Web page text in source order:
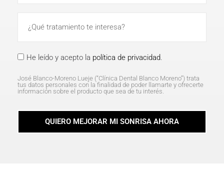
He leído y acepto la política de privacidad.
José Blanco-Moreno Lueje (“Clínica Dental Blanco Moreno”) trata
tus datos personales con la finalidad de poder llamarte y ofrecerte
información sobre el producto que sea de tu interés.
QUIERO MEJORAR MI SONRISA AHORA